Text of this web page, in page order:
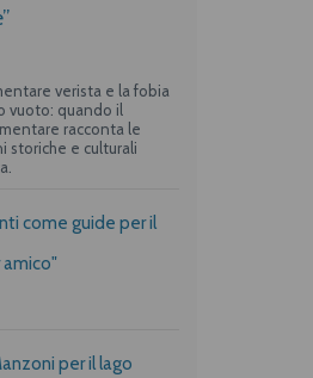
verista e la fobia
vuoto: quando il
racconta le
storiche e culturali
come guide per il
per il lago